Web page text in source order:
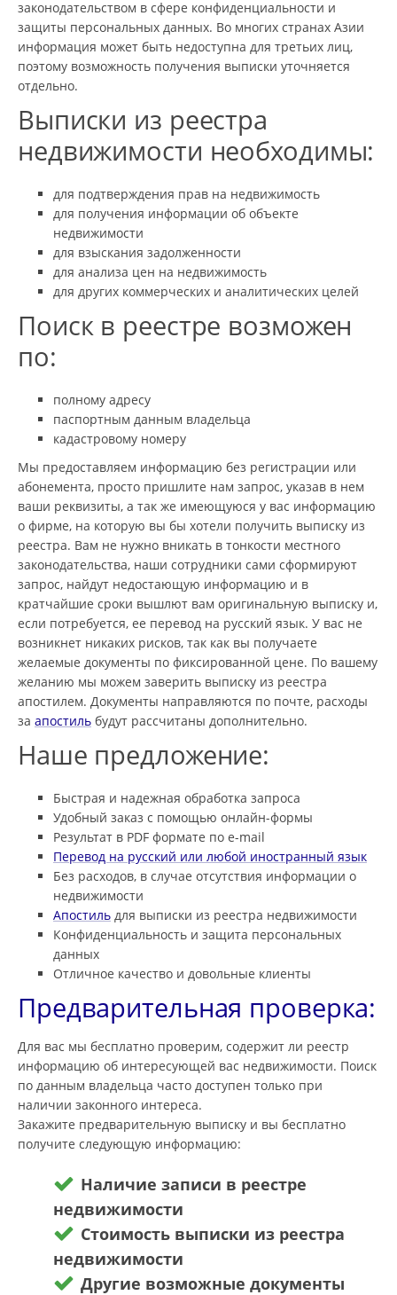
законодательством в сфере конфиденциальности и
защиты персональных данных. Во многих странах Азии
информация может быть недоступна для третьих лиц,
поэтому возможность получения выписки уточняется
отдельно.
Выписки из реестра
недвижимости необходимы:
для подтверждения прав на недвижимость
для получения информации об объекте
недвижимости
для взыскания задолженности
для анализа цен на недвижимость
для других коммерческих и аналитических целей
Поиск в реестре возможен
по:
полному адресу
паспортным данным владельца
кадастровому номеру
Мы предоставляем информацию без регистрации или
абонемента, просто пришлите нам запрос, указав в нем
ваши реквизиты, а так же имеющуюся у вас информацию
о фирме, на которую вы бы хотели получить выписку из
реестра. Вам не нужно вникать в тонкости местного
законодательства, наши сотрудники сами сформируют
запрос, найдут недостающую информацию и в
кратчайшие сроки вышлют вам оригинальную выписку и,
если потребуется, ее перевод на русский язык. У вас не
возникнет никаких рисков, так как вы получаете
желаемые документы по фиксированной цене. По вашему
желанию мы можем заверить выписку из реестра
апостилем. Документы направляются по почте, расходы
за апостиль будут рассчитаны дополнительно.
Наше предложение:
Быстрая и надежная обработка запроса
Удобный заказ с помощью онлайн-формы
Результат в PDF формате по e-mail
Перевод на русский или любой иностранный язык
Без расходов, в случае отсутствия информации о
недвижимости
Апостиль для выписки из реестра недвижимости
Конфиденциальность и защита персональных
данных
Отличное качество и довольные клиенты
Предварительная проверка:
Для вас мы бесплатно проверим, содержит ли реестр
информацию об интересующей вас недвижимости. Поиск
по данным владельца часто доступен только при
наличии законного интереса.
Закажите предварительную выписку и вы бесплатно
получите следующую информацию:
Наличие записи в реестре
недвижимости
Стоимость выписки из реестра
недвижимости
Другие возможные документы